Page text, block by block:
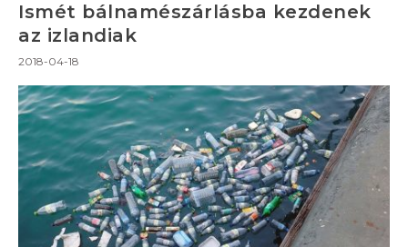
Ismét bálnamészárlásba kezdenek
az izlandiak
2018-04-18